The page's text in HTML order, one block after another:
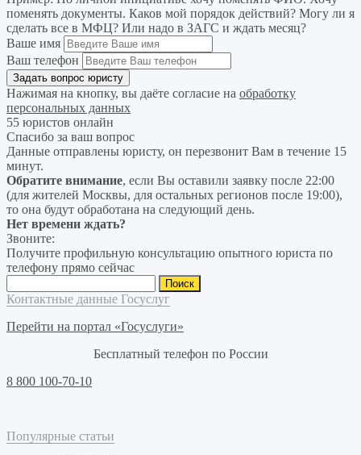
поменять документы. Каков мой порядок действий? Могу ли я
сделать все в МФЦ? Или надо в ЗАГС и ждать месяц?
Ваше имя
Ваш телефон
Нажимая на кнопку, вы даёте согласие на обработку
персональных данных
55 юристов онлайн
Спасибо за ваш вопрос
Данные отправлены юристу, он перезвонит Вам в течение 15
минут.
Обратите внимание, если Вы оставили заявку после 22:00
(для жителей Москвы, для остальных регионов после 19:00),
то она будут обработана на следующий день.
Нет времени ждать?
Звоните:
Получите профильную консультацию опытного юриста по
телефону прямо сейчас
Контактные данные Госуслуг
Перейти на портал «Госуслуги»
Бесплатный телефон по России
8 800 100-70-10
Популярные статьи